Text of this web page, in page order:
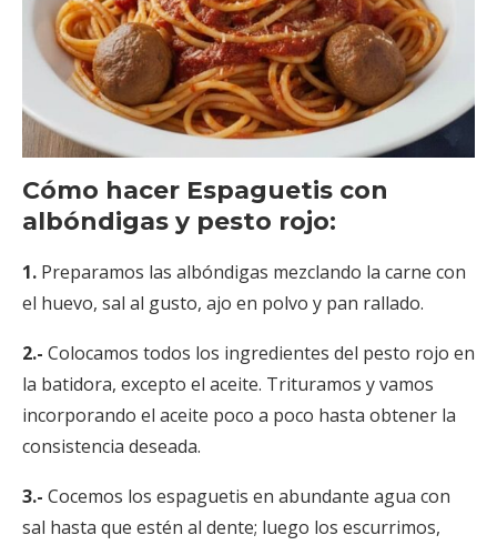
Cómo hacer Espaguetis con
albóndigas y pesto rojo:
1. Preparamos las albóndigas mezclando la carne con
el huevo, sal al gusto, ajo en polvo y pan rallado.
2.- Colocamos todos los ingredientes del pesto rojo en
la batidora, excepto el aceite. Trituramos y vamos
incorporando el aceite poco a poco hasta obtener la
consistencia deseada.
3.- Cocemos los espaguetis en abundante agua con
sal hasta que estén al dente; luego los escurrimos,